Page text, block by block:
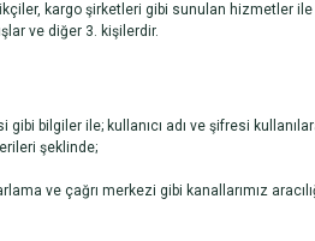
kargo şirketleri gibi sunulan hizmetler
ve diğer 3. kişilerdir.
bilgiler ile; kullanıcı adı ve şifresi
şeklinde;
ve çağrı merkezi gibi kanallarımız